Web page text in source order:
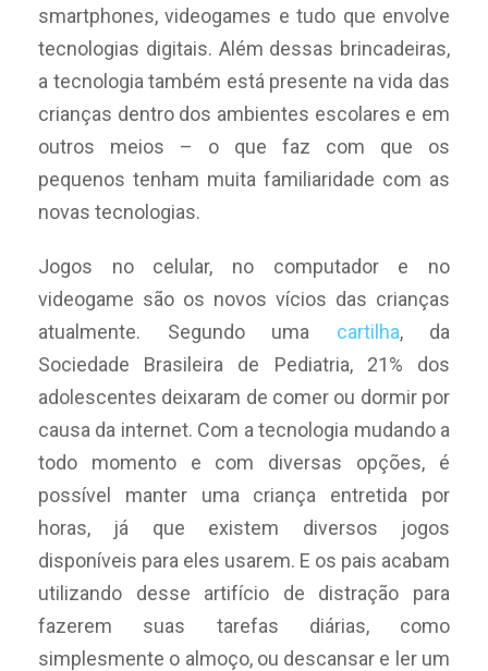
smartphones, videogames e tudo que envolve
tecnologias digitais. Além dessas brincadeiras,
a tecnologia também está presente na vida das
crianças dentro dos ambientes escolares e em
outros meios – o que faz com que os
pequenos tenham muita familiaridade com as
novas tecnologias.
Jogos no celular, no computador e no
videogame são os novos vícios das crianças
atualmente. Segundo uma cartilha, da
Sociedade Brasileira de Pediatria, 21% dos
adolescentes deixaram de comer ou dormir por
causa da internet. Com a tecnologia mudando a
todo momento e com diversas opções, é
possível manter uma criança entretida por
horas, já que existem diversos jogos
disponíveis para eles usarem. E os pais acabam
utilizando desse artifício de distração para
fazerem suas tarefas diárias, como
simplesmente o almoço, ou descansar e ler um